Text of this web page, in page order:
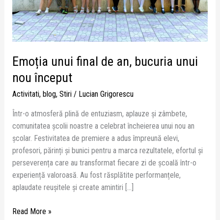
Emoția unui final de an, bucuria unui
nou început
Activitati, blog, Stiri/ Lucian Grigorescu
Într-o atmosferă plină de entuziasm, aplauze și zâmbete,
comunitatea școlii noastre a celebrat încheierea unui nou an
școlar. Festivitatea de premiere a adus împreună elevi,
profesori, părinți și bunici pentru a marca rezultatele, efortul și
perseverența care au transformat fiecare zi de școală într-o
experiență valoroasă. Au fost răsplătite performanțele,
aplaudate reușitele și create amintiri […]
nou
început
Read More »